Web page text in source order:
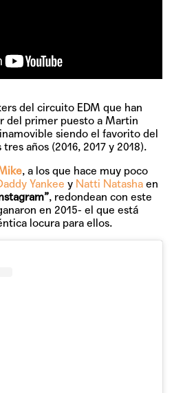
del circuito EDM que han
del primer puesto a Martin
siendo el favorito del
años (2016, 2017 y 2018).
, a los que hace muy poco
Yankee y Natti Natasha en
, redondean con este
en 2015- el que está
locura para ellos.